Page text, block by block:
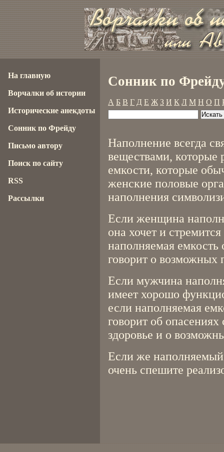
Сонник по
А Б В Г Д Е Ж З И К Л М Н О П
Наполнение всегда
веществами, которые
емкости, которые
женские половые
наполнения
Если женщина
она хочет и
наполняемая емкость
говорит о возможных
Если мужчина
имеет хорошо
если наполняемая
говорит об опасениях
здоровье и о
Если же наполняемый
очень спешите
На главную
Ворчалки об истории
Исторические анекдоты
Сонник по Фрейду
Письмо автору
Поиск по сайту
RSS
Рассылки